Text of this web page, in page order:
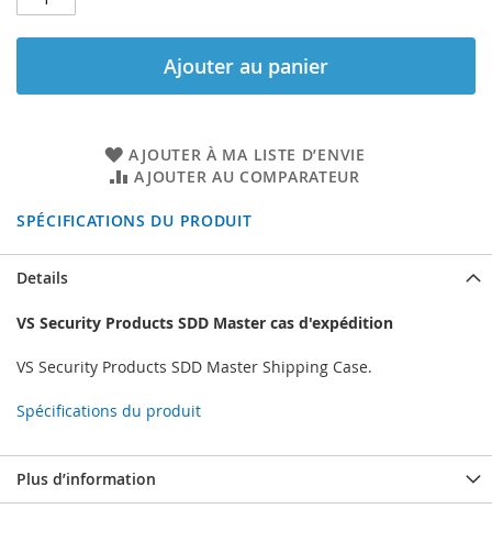
Ajouter au panier
AJOUTER À MA LISTE D’ENVIE
AJOUTER AU COMPARATEUR
SPÉCIFICATIONS DU PRODUIT
Details
VS Security Products SDD Master cas d'expédition
VS Security Products SDD Master Shipping Case.
Spécifications du produit
Plus d’information